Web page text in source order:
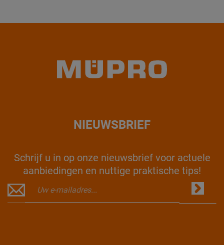
NIEUWSBRIEF
Schrijf u in op onze nieuwsbrief voor actuele
aanbiedingen en nuttige praktische tips!